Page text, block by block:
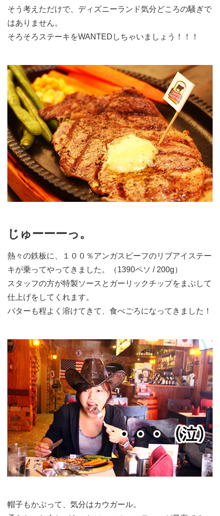
そう考えただけで、ディズニーランド気分どころの騒ぎで
はありません。
そろそろステーキをWANTEDしちゃいましょう！！！
じゅーーーっ。
熱々の鉄板に、１００％アンガスビーフのリブアイステー
キが乗ってやってきました。（1390ペソ / 200g）
スタッフの方が特製ソースとガーリックチップをまぶして
仕上げをしてくれます。
バターも程よく溶けてきて、食べごろになってきました！
帽子もかぶって、気分はカウガール。